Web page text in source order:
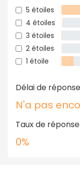
5 étoiles
4 étoiles
3 étoiles
2 étoiles
1 étoile
Délai de réponse
N'a pas
Taux de réponse
0%